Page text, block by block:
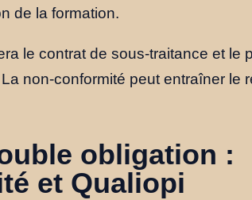
de la formation.
le contrat de sous-traitance et le
non-conformité peut entraîner le
obligation :
et Qualiopi